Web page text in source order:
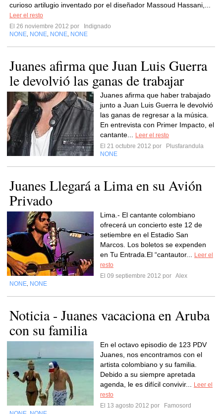
curioso artilugio inventado por el diseñador Massoud Hassani,...
Leer el resto
El 26 noviembre 2012 por
Indignado
NONE NONE NONE NONE
Juanes afirma que Juan Luis Guerra
le devolvió las ganas de trabajar
Juanes afirma que haber trabajado
junto a Juan Luis Guerra le devolvió
las ganas de regresar a la música.
En entrevista con Primer Impacto, el
cantante...
Leer el resto
El 21 octubre 2012 por
Plusfarandula
NONE
Juanes Llegará a Lima en su Avión
Privado
Lima.- El cantante colombiano
ofrecerá un concierto este 12 de
setiembre en el Estadio San
Marcos. Los boletos se expenden
en Tu Entrada.El “cantautor...
Leer el
resto
El 09 septiembre 2012 por Alex
NONE NONE
Noticia - Juanes vacaciona en Aruba
con su familia
En el octavo episodio de 123 PDV
Juanes, nos encontramos con el
artista colombiano y su familia.
Debido a su siempre apretada
agenda, le es difícil convivir...
Leer el
resto
El 13 agosto 2012 por
Famosord